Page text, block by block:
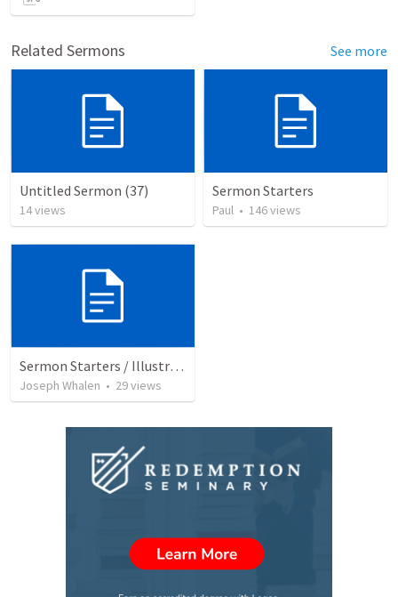
Related Sermons See more
Untitled Sermon (37)
14views
Sermon Starters
Paul • 146views
Sermon Starters / Illustrations
Joseph Whalen • 29views